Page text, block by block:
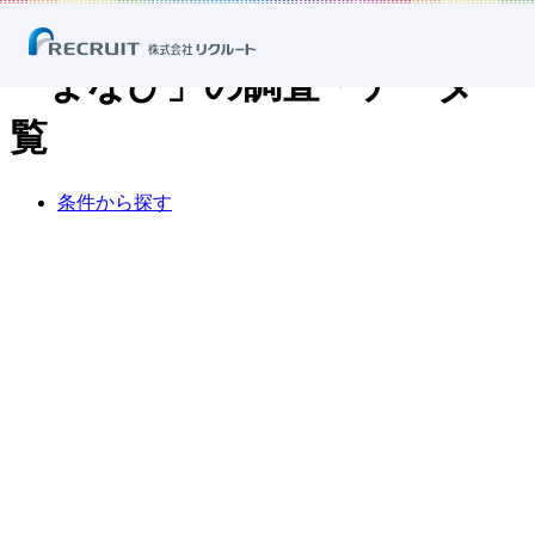
「まなび」の調査・データ一
覧
条件から探す